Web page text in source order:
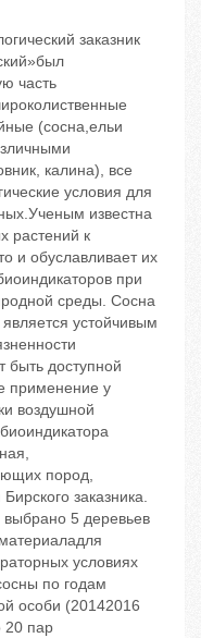
заказник
часть
(сосна,ельи
калина), все
условия для
известна
растений к
и обуславливает их
при
среды. Сосна
устойчивым
быть доступной
применение у
воздушной
пород,
заказника.
5 деревьев
условиях
по годам
особи (20142016
20 пар